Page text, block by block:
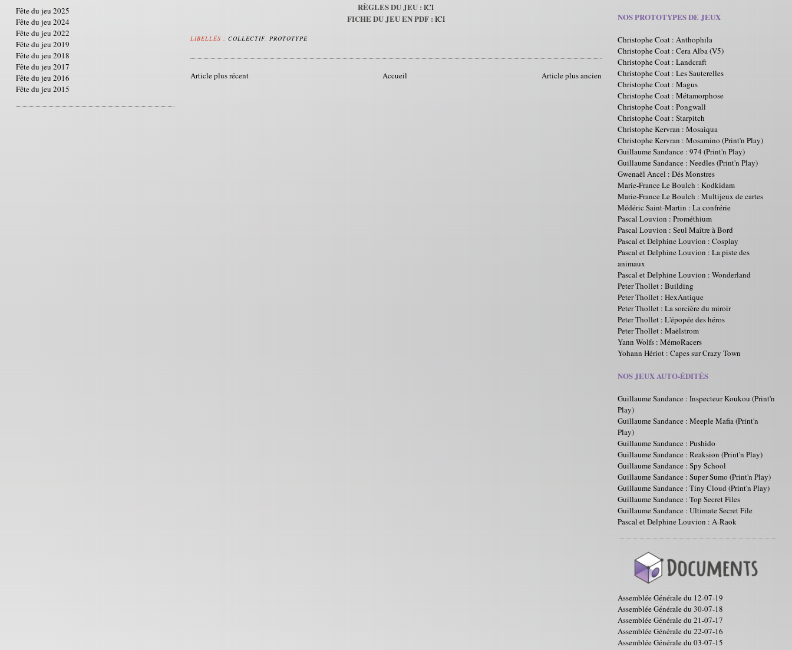
Fête du jeu 2025
Fête du jeu 2024
Fête du jeu 2022
Fête du jeu 2019
Fête du jeu 2018
Fête du jeu 2017
Fête du jeu 2016
Fête du jeu 2015
RÈGLES DU JEU : ICI
FICHE DU JEU EN PDF : ICI
LIBELLÉS : COLLECTIF, PROTOTYPE
Article plus récent Article plus ancien
Accueil
NOS PROTOTYPES DE JEUX
Christophe Coat : Anthophila
Christophe Coat : Cera Alba (V5)
Christophe Coat : Landcraft
Christophe Coat : Les Sauterelles
Christophe Coat : Magus
Christophe Coat : Métamorphose
Christophe Coat : Pongwall
Christophe Coat : Starpitch
Christophe Kervran : Mosaiqua
Christophe Kervran : Mosamino (Print'n Play)
Guillaume Sandance : 974 (Print'n Play)
Guillaume Sandance : Needles (Print'n Play)
Gwenaël Ancel : Dés Monstres
Marie-France Le Boulch : Kodkidam
Marie-France Le Boulch : Multijeux de cartes
Médéric Saint-Martin : La confrérie
Pascal Louvion : Prométhium
Pascal Louvion : Seul Maître à Bord
Pascal et Delphine Louvion : Cosplay
Pascal et Delphine Louvion : La piste des
animaux
Pascal et Delphine Louvion : Wonderland
Peter Thollet : Building
Peter Thollet : HexAntique
Peter Thollet : La sorcière du miroir
Peter Thollet : L'épopée des héros
Peter Thollet : Maëlstrom
Yann Wolfs : MémoRacers
Yohann Hériot : Capes sur Crazy Town
NOS JEUX AUTO-ÉDITÉS
Guillaume Sandance : Inspecteur Koukou (Print'n
Play)
Guillaume Sandance : Meeple Mafia (Print'n
Play)
Guillaume Sandance : Pushido
Guillaume Sandance : Reaksion (Print'n Play)
Guillaume Sandance : Spy School
Guillaume Sandance : Super Sumo (Print'n Play)
Guillaume Sandance : Tiny Cloud (Print'n Play)
Guillaume Sandance : Top Secret Files
Guillaume Sandance : Ultimate Secret File
Pascal et Delphine Louvion : A-Raok
Assemblée Générale du 12-07-19
Assemblée Générale du 30-07-18
Assemblée Générale du 21-07-17
Assemblée Générale du 22-07-16
Assemblée Générale du 03-07-15